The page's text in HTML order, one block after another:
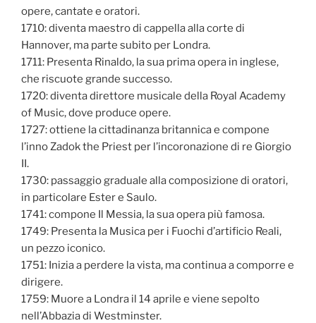
opere, cantate e oratori.
1710: diventa maestro di cappella alla corte di
Hannover, ma parte subito per Londra.
1711: Presenta Rinaldo, la sua prima opera in inglese,
che riscuote grande successo.
1720: diventa direttore musicale della Royal Academy
of Music, dove produce opere.
1727: ottiene la cittadinanza britannica e compone
l’inno Zadok the Priest per l’incoronazione di re Giorgio
II.
1730: passaggio graduale alla composizione di oratori,
in particolare Ester e Saulo.
1741: compone Il Messia, la sua opera più famosa.
1749: Presenta la Musica per i Fuochi d’artificio Reali,
un pezzo iconico.
1751: Inizia a perdere la vista, ma continua a comporre e
dirigere.
1759: Muore a Londra il 14 aprile e viene sepolto
nell’Abbazia di Westminster.